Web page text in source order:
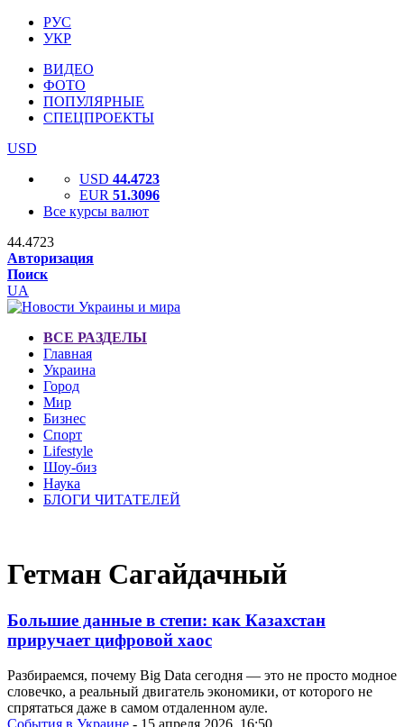
РУС
УКР
ВИДЕО
ФОТО
ПОПУЛЯРНЫЕ
СПЕЦПРОЕКТЫ
USD
USD 44.4723
EUR 51.3096
Все курсы валют
44.4723
Авторизация
Поиск
UA
ВСЕ РАЗДЕЛЫ
Главная
Украина
Город
Мир
Бизнес
Спорт
Lifestyle
Шоу-биз
Наука
БЛОГИ ЧИТАТЕЛЕЙ
Гетман Сагайдачный
Большие данные в степи: как Казахстан
приручает цифровой хаос
Разбираемся, почему Big Data сегодня — это не просто модное
словечко, а реальный двигатель экономики, от которого не
спрятаться даже в самом отдаленном ауле.
События в Украине - 15 апреля 2026, 16:50